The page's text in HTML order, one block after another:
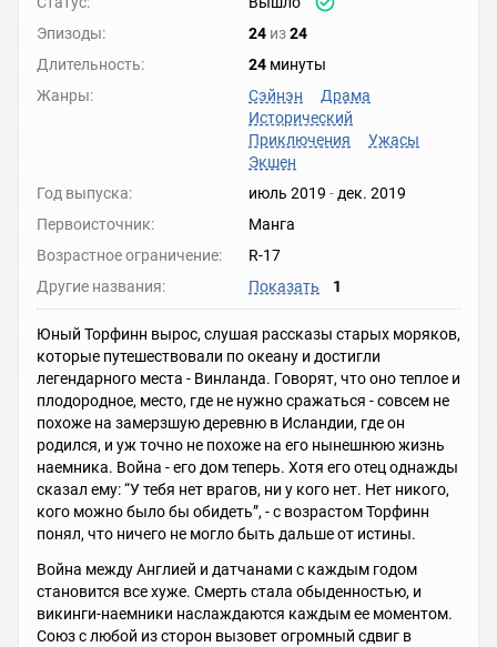
Эпизоды:
24 из24
Длительность:
24 минуты
Жанры:
Сэйнэн
Драма
Исторический
Приключения
Ужасы
Экшен
Год выпуска:
июль 2019 - дек. 2019
Первоисточник:
Манга
Возрастное ограничение:
R-17
Другие названия:
Показать 1
Юный Торфинн вырос, слушая рассказы старых моряков,
которые путешествовали по океану и достигли
легендарного места - Винланда. Говорят, что оно теплое и
плодородное, место, где не нужно сражаться - совсем не
похоже на замерзшую деревню в Исландии, где он
родился, и уж точно не похоже на его нынешнюю жизнь
наемника. Война - его дом теперь. Хотя его отец однажды
сказал ему: “У тебя нет врагов, ни у кого нет. Нет никого,
кого можно было бы обидеть”, - с возрастом Торфинн
понял, что ничего не могло быть дальше от истины.
Война между Англией и датчанами с каждым годом
становится все хуже. Смерть стала обыденностью, и
викинги-наемники наслаждаются каждым ее моментом.
Союз с любой из сторон вызовет огромный сдвиг в